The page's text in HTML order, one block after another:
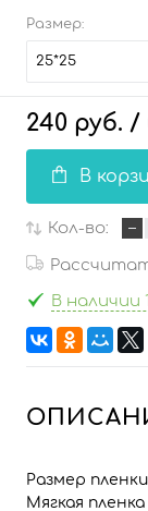
Размер:
25*25
240 руб. /
В
Кол-во:
В наличии
Размер
Мягкая